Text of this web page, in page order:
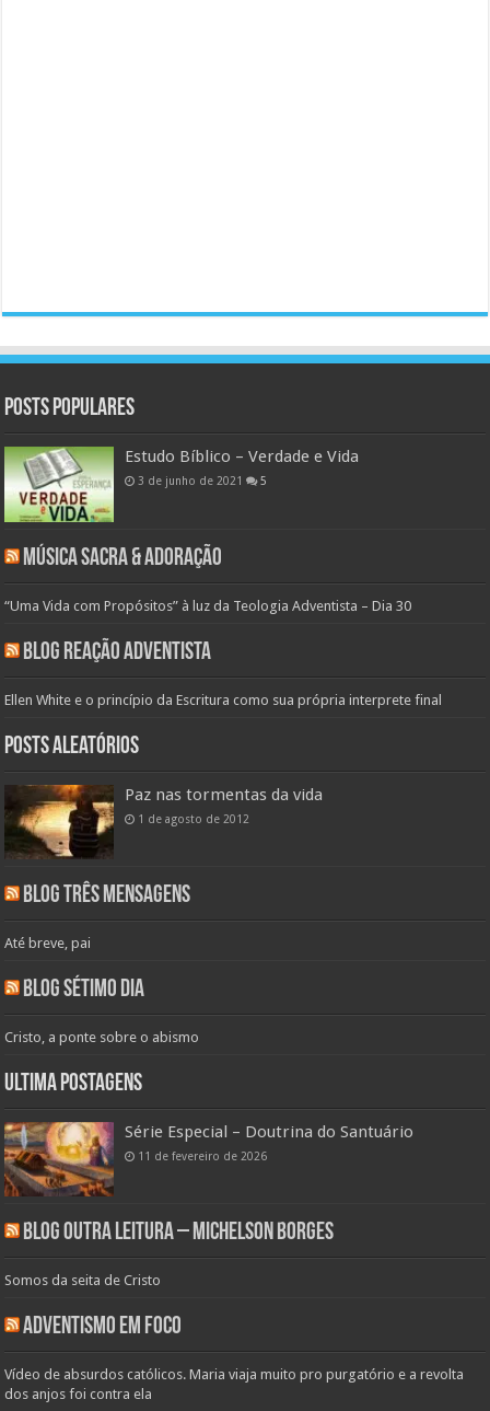
Posts populares
Estudo Bíblico – Verdade e Vida
3 de junho de 2021 5
Música Sacra & Adoração
“Uma Vida com Propósitos” à luz da Teologia Adventista – Dia 30
Blog Reação Adventista
Ellen White e o princípio da Escritura como sua própria interprete final
Posts aleatórios
Paz nas tormentas da vida
1 de agosto de 2012
Blog Três Mensagens
Até breve, pai
Blog Sétimo Dia
Cristo, a ponte sobre o abismo
Ultima Postagens
Série Especial – Doutrina do Santuário
11 de fevereiro de 2026
Blog Outra Leitura – Michelson Borges
Somos da seita de Cristo
Adventismo em Foco
Vídeo de absurdos católicos. Maria viaja muito pro purgatório e a revolta
dos anjos foi contra ela